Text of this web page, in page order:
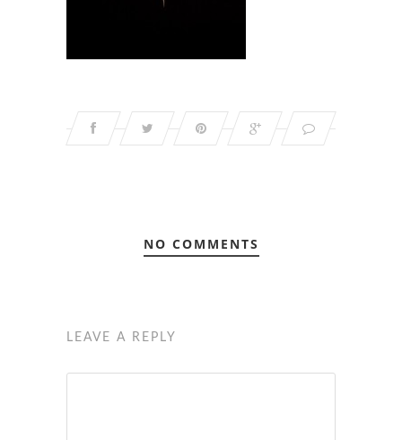
NO COMMENTS
LEAVE A REPLY